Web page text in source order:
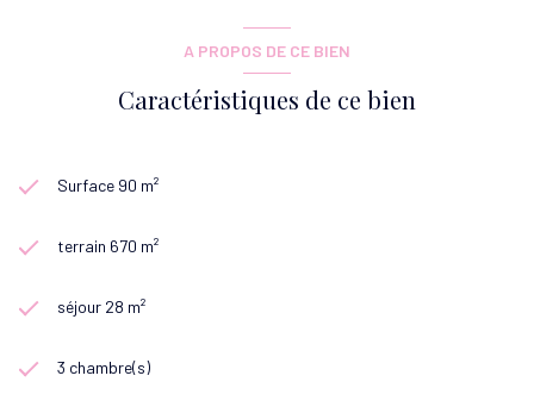
A PROPOS DE CE BIEN
Caractéristiques de ce bien
Surface 90 m²
terrain 670 m²
séjour 28 m²
3 chambre(s)